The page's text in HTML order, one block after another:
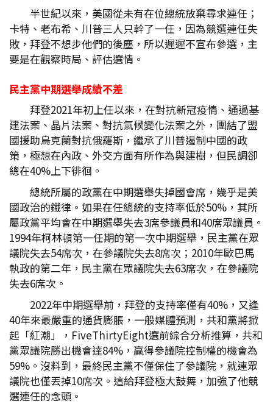
半世紀以來，美國從未有在位總統放棄尋求連任；
卡特、老布希、川普三人只幹了一任，因為競選連任失
敗，拜登不想步他們的後塵，所以遲遲不宣布參選，主
要是在觀察時局、評估選情。
民主黨中期選舉成績不差
拜登2021年初上任以來，在對抗新冠疫情、通過基
建法案、晶片法案、對抗氣候變化法案之外，團結了盟
國援助烏克蘭對抗俄羅斯，繼承了川普遏制中國的政
策，極想在內政、外交方面有所作為與建樹，但民調卻
總在40%上下徘徊。
總統所屬的政黨在中期選舉失掉國會席，幾乎是美
國政治的鐵律。如果在任總統的支持率低於50%，其所
屬政黨平均會在中期選舉失去3席參議員和40席眾議員。
1994年柯林頓第一任期的第一次中期選舉，民主黨在眾
議院失去54席次，在參議院失去8席次；2010年歐巴馬
執政的第二年，民主黨在眾議院失去63席次，在參議院
失去6席次。
2022年中期選舉前，拜登的支持率僅有40%，又逢
40年來最嚴重的通貨膨脹，一般媒體預測，共和黨將掀
起「紅潮」，FiveThirtyEight選前綜合分析推算，共和
黨眾議院勝出機會達84%，贏得參議院控制權的機會為
59%。沒料到，最終民主黨不僅保住了參議院，就連眾
議院也僅丟掉10席次。這給拜登極大鼓舞，加強了他競
選連任的念頭。